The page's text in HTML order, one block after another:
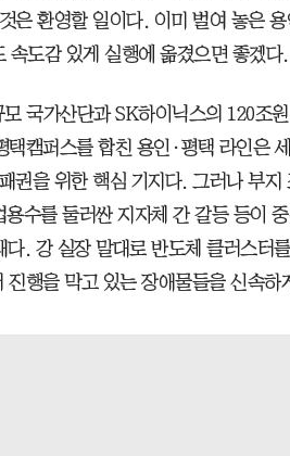
은 환영할 일이다. 이미 벌여 놓은
속도감 있게 실행에 옮겼으면 좋겠다.
국가산단과 SK하이닉스의 120조
택캠퍼스를 합친 용인·평택 라인은
권을 위한 핵심 기지다. 그러나 부지
수를 둘러싼 지자체 간 갈등 등이
. 강 실장 말대로 반도체 클러스터
행을 막고 있는 장애물들을 신속하